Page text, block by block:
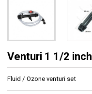
Venturi 1 1/2 inch
Fluid / Ozone venturi set